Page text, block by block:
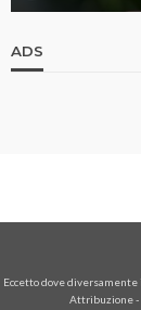
ADS
Eccetto dove
Attribuzione -